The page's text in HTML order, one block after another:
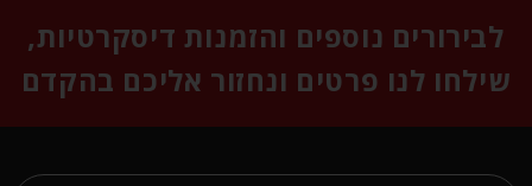
לבירורים נוספים והזמנות דיסקרטיות,
שילחו לנו פרטים ונחזור אליכם בהקדם